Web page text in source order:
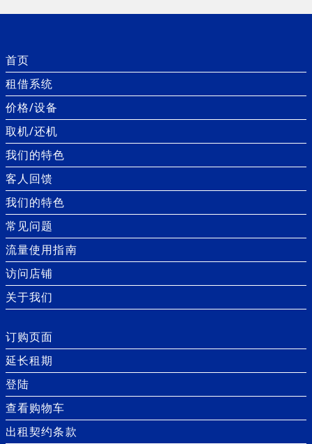
首页
租借系统
价格/设备
取机/还机
我们的特色
客人回馈
我们的特色
常见问题
流量使用指南
访问店铺
关于我们
订购页面
延长租期
登陆
查看购物车
出租契约条款